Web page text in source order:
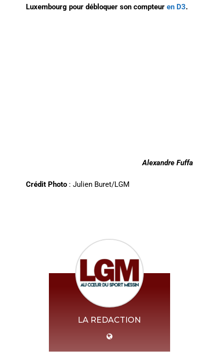
Luxembourg pour débloquer son compteur en D3.
Alexandre Fuffa
Crédit Photo: Julien Buret/LGM
LA REDACTION